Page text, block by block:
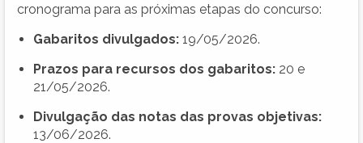
cronograma para as próximas etapas do concurso:
Gabaritos divulgados: 19/05/2026.
Prazos para recursos dos gabaritos: 20 e
21/05/2026.
Divulgação das notas das provas objetivas:
13/06/2026.